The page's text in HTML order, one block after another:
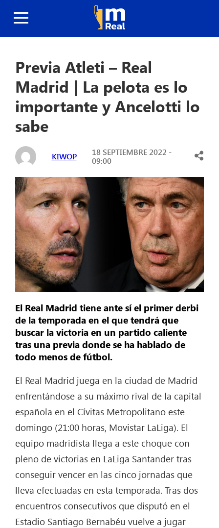
Previa Atleti – Real
Madrid | La pelota es lo
importante y Ancelotti lo
sabe
KIWOP
18 SEPTIEMBRE 2022 -
09:00
El Real Madrid tiene ante sí el primer derbi
de la temporada en el que tendrá que
buscar la victoria en un partido caliente
tras una previa donde se ha hablado de
todo menos de fútbol.
El Real Madrid juega en la ciudad de Madrid
enfrentándose a su máximo rival de la capital
española en el Cívitas Metropolitano este
domingo (21:00 horas, Movistar LaLiga). El
equipo madridista llega a este choque con
pleno de victorias en LaLiga Santander tras
conseguir vencer en las cinco jornadas que
lleva efectuadas en esta temporada. Tras dos
encuentros consecutivos que disputó en el
Estadio Santiago Bernabéu vuelve a jugar